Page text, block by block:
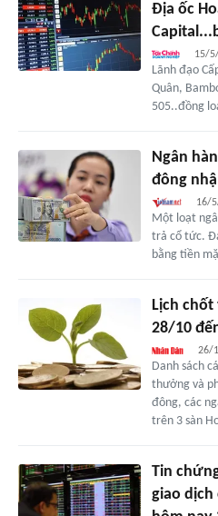
Địa ốc
15/
Lãnh đạo
Quân,
505..đồng
Ngân
đông
16/
Một loạt
trả cổ tức.
bằng tiền
Lịch
28/10
26/
Danh sách
thưởng và
đông, các
trên 3 sàn
Tin
giao